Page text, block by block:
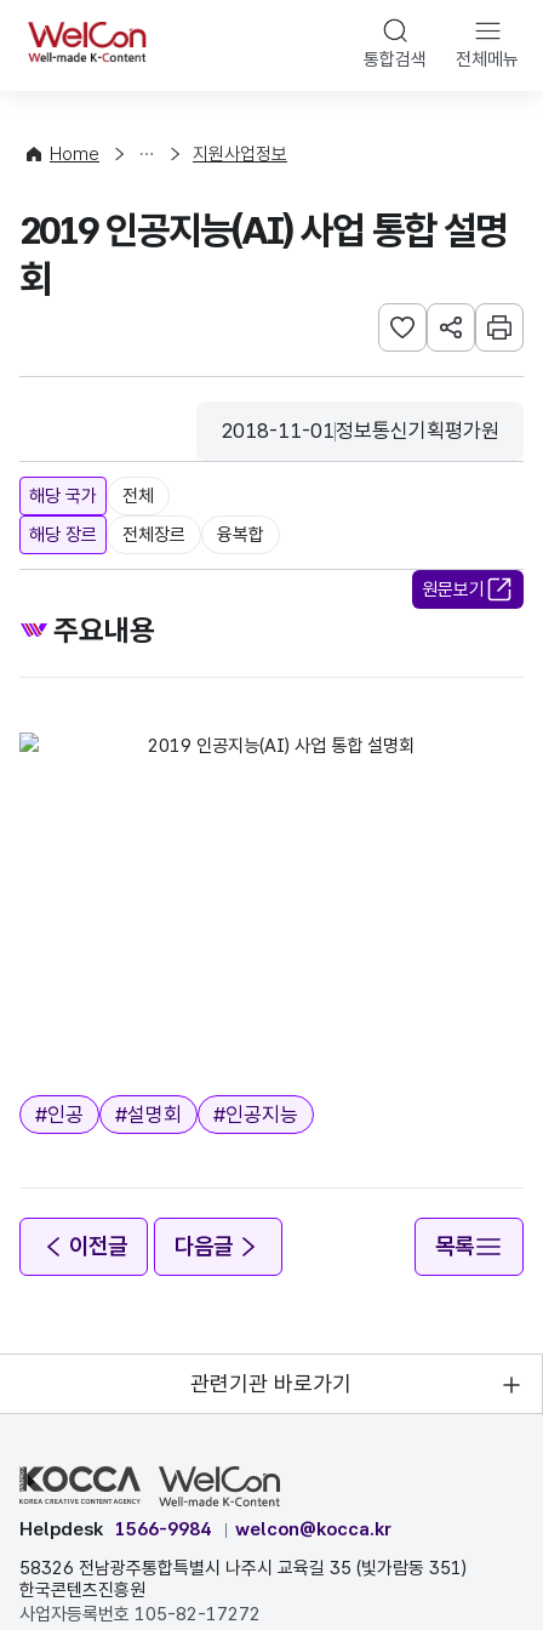
WelCon 통합검색 전체메뉴
Home
사
청
지원사업정보
2019 인공지능(AI) 사업 통합 설명
회
관심사 등록하기
URL 공유하
인쇄
등록일
2018-11-01
수집기관
정보통신기획평가원
해당 국가
전체
해당 장르
전체장르 융복합
원문보기
주요내용
태그
#인공 #설명회 #인공지능
이전글 다음글 목록
관련기관 바로가기
Helpdesk 1566-9984
welcon@kocca.kr
58326 전남광주통합특별시 나주시 교육길 35 (빛가람동 351)
한국콘텐츠진흥원
사업자등록번호 105-82-17272